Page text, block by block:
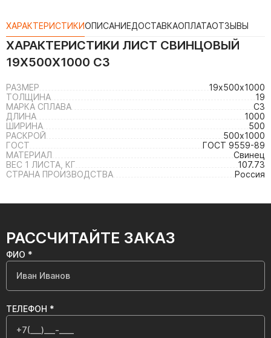
ХАРАКТЕРИСТИКИОПИСАНИЕДОСТАВКАОПЛАТАОТЗЫВЫ
ХАРАКТЕРИСТИКИ ЛИСТ СВИНЦОВЫЙ
19Х500Х1000 С3
РАЗМЕР
19х500х1000
ТОЛЩИНА
19
МАРКА СПЛАВА
С3
ДЛИНА
1000
ШИРИНА
500
РАСКРОЙ
500х1000
ГОСТ
ГОСТ 9559-89
МАТЕРИАЛ
Свинец
ВЕС 1 ЛИСТА, КГ
107.73
СТРАНА ПРОИЗВОДСТВА
Россия
РАССЧИТАЙТЕ ЗАКАЗ
ФИО *
ТЕЛЕФОН *